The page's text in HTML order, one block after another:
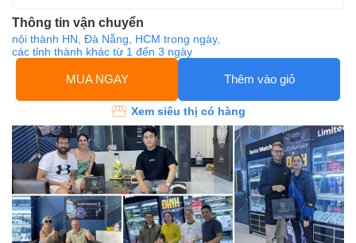
Thông tin vận chuyển
nội thành HN, Đà Nẵng, HCM trong ngày,
các tỉnh thành khác từ 1 đến 3 ngày
MUA NGAY Thêm vào giỏ
Xem siêu thị có hàng